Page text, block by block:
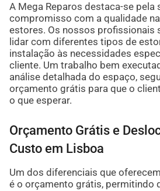
A Mega Reparos destaca-se pela
compromisso com a qualidade
estores. Os nossos profissionais
lidar com diferentes tipos de
instalação às necessidades
cliente. Um trabalho bem
análise detalhada do espaço,
orçamento grátis para que o
o que esperar.
Orçamento Grátis e
Custo em Lisboa
Um dos diferenciais que
é o orçamento grátis, permitindo